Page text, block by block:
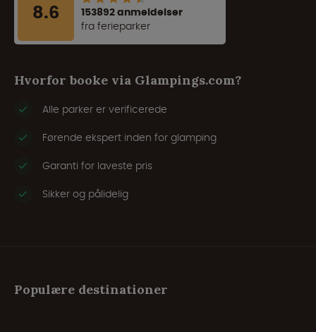
8.6
153892 anmeldelser
fra ferieparker
Hvorfor booke via Glampings.com?
Alle parker er verificerede
Førende ekspert inden for glamping
Garanti for laveste pris
Sikker og pålidelig
Populære destinationer